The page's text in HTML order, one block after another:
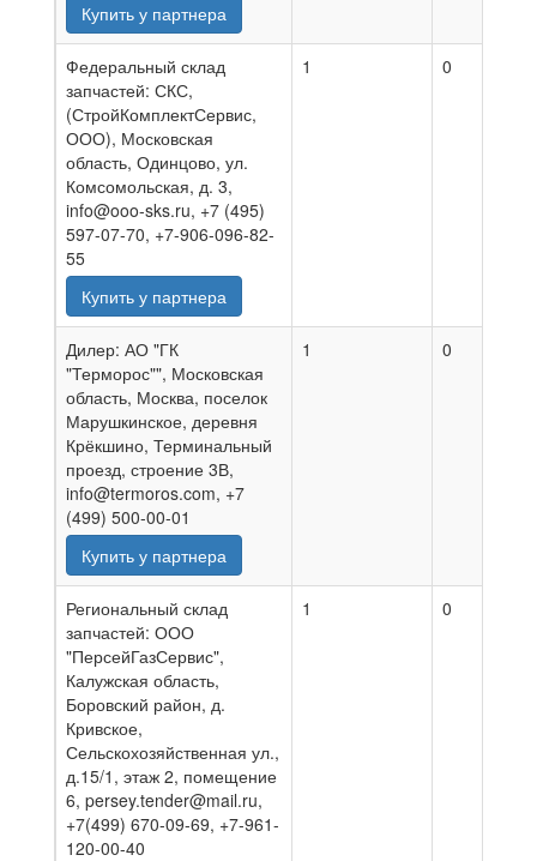
Купить у партнера
Федеральный склад
запчастей: СКС,
(СтройКомплектСервис,
ООО), Московская
область, Одинцово, ул.
Комсомольская, д. 3,
info@ooo-sks.ru, +7 (495)
597-07-70, +7-906-096-82-
55
Купить у партнера
1 0
Дилер: АО "ГК
"Терморос"", Московская
область, Москва, поселок
Марушкинское, деревня
Крёкшино, Терминальный
проезд, строение 3В,
info@termoros.com, +7
(499) 500-00-01
Купить у партнера
1 0
Региональный склад
запчастей: ООО
"ПерсейГазСервис",
Калужская область,
Боровский район, д.
Кривское,
Сельскохозяйственная ул.,
д.15/1, этаж 2, помещение
6, persey.tender@mail.ru,
+7(499) 670-09-69, +7-961-
120-00-40
1 0